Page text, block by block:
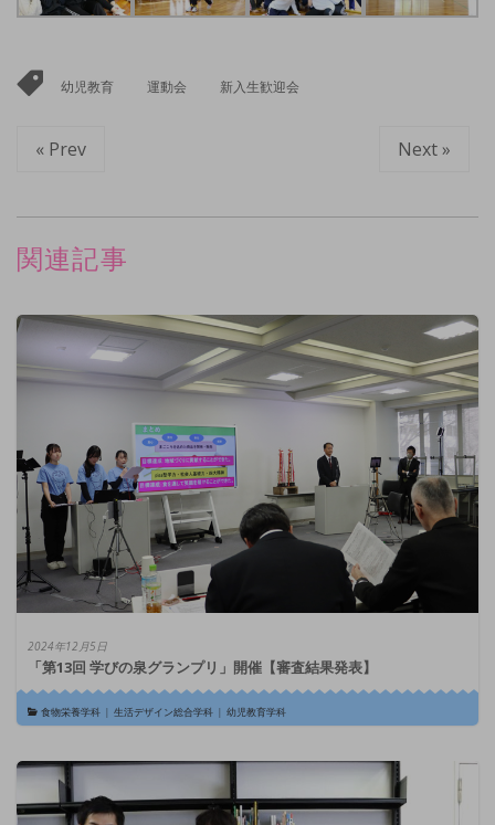
幼児教育 運動会 新入生歓迎会
« Prev Next »
関連記事
2024年12月5日
「第13回 学びの泉グランプリ」開催【審査結果発表】
食物栄養学科| 生活デザイン総合学科| 幼児教育学科